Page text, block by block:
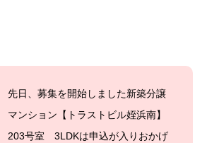
先日
、募集を開始しました新築分譲
マンション【トラストビル姪浜南】
203号室 3LDKは申込が入りおかげ